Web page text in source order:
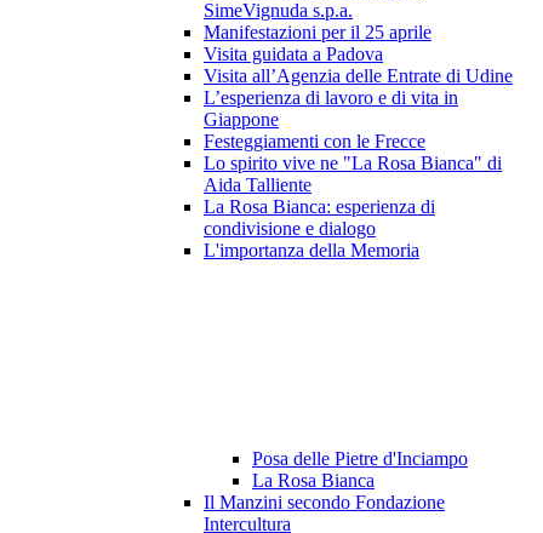
SimeVignuda s.p.a.
Manifestazioni per il 25 aprile
Visita guidata a Padova
Visita all’Agenzia delle Entrate di Udine
L’esperienza di lavoro e di vita in
Giappone
Festeggiamenti con le Frecce
Lo spirito vive ne "La Rosa Bianca" di
Aida Talliente
La Rosa Bianca: esperienza di
condivisione e dialogo
L'importanza della Memoria
Posa delle Pietre d'Inciampo
La Rosa Bianca
Il Manzini secondo Fondazione
Intercultura